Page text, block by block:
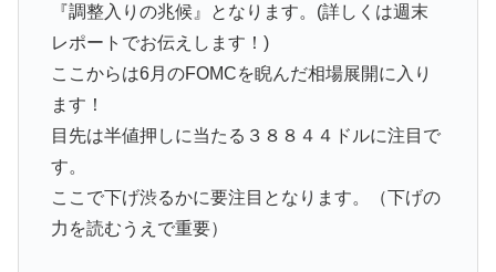
『調整入りの兆候』となります。(詳しくは週末
レポートでお伝えします！)
ここからは6月のFOMCを睨んだ相場展開に入り
ます！
目先は半値押しに当たる３８８４４ドルに注目で
す。
ここで下げ渋るかに要注目となります。（下げの
力を読むうえで重要）